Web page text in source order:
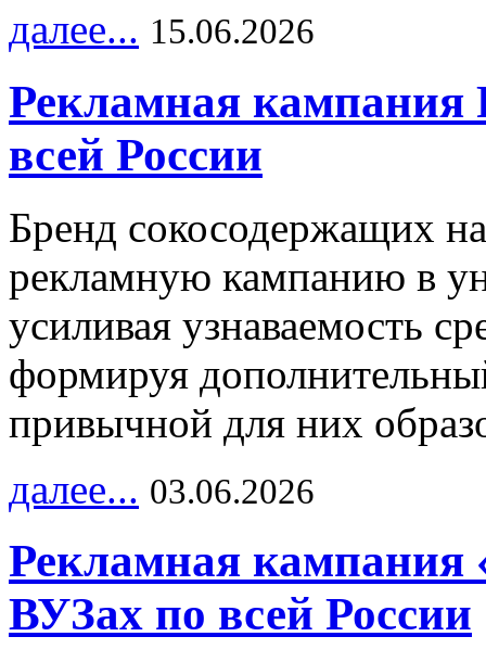
далее... 15.06.2026
Рекламная
всей России
Бренд сокосодержащих
рекламную кампанию в
усиливая узнаваемость
формируя
привычной для них
далее... 03.06.2026
Рекламная кампания
ВУЗах по всей России